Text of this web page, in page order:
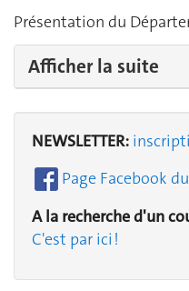
Présentation du
Afficher la suite
NEWSLETTER:
Page Facebook
A la recherche d'un
C'est par ici !